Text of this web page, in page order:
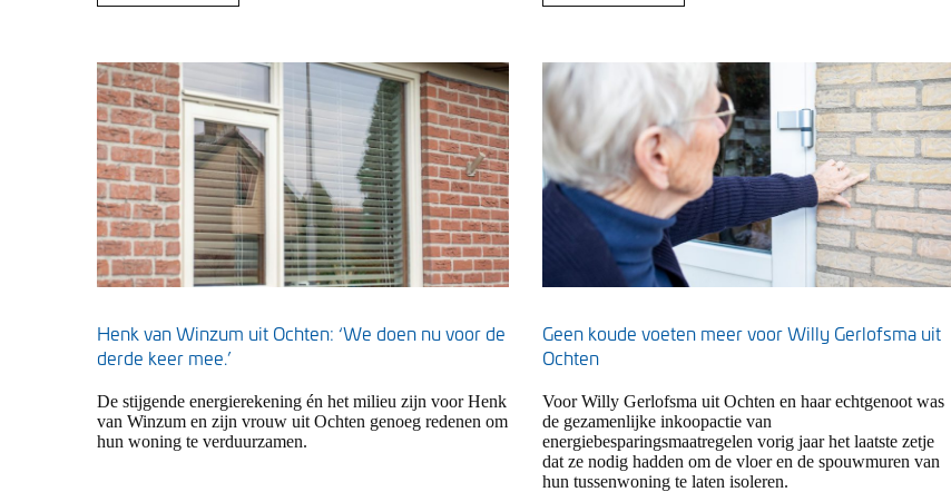
Henk van Winzum uit Ochten: ‘We doen nu voor de
derde keer mee.’
De stijgende energierekening én het milieu zijn voor Henk
van Winzum en zijn vrouw uit Ochten genoeg redenen om
hun woning te verduurzamen.
Geen koude voeten meer voor Willy Gerlofsma uit
Ochten
Voor Willy Gerlofsma uit Ochten en haar echtgenoot was
de gezamenlijke inkoopactie van
energiebesparingsmaatregelen vorig jaar het laatste zetje
dat ze nodig hadden om de vloer en de spouwmuren van
hun tussenwoning te laten isoleren.